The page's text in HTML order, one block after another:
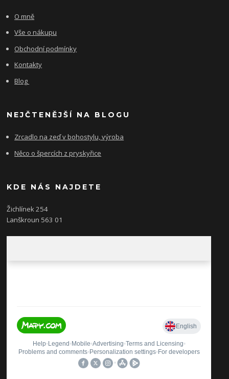
O mně
Vše o nákupu
Obchodní podmínky
Kontakty
Blog
NEJČTENĚJŠÍ NA BLOGU
Zrcadlo na zeď v bohostylu, výroba
Něco o špercích z pryskyřice
KDE NÁS NAJDETE
Žichlínek 254
Lanškroun 563 01